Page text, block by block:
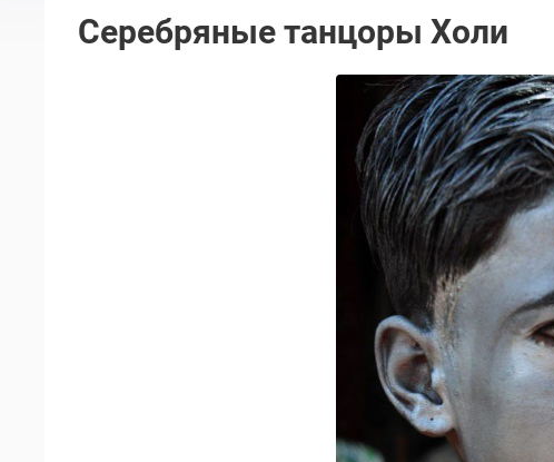
Серебряные танцоры Холи